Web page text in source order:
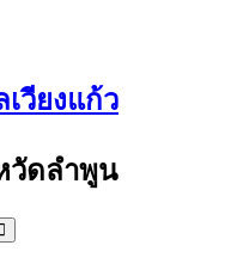
วียงแก้ว
วัดลำพูน